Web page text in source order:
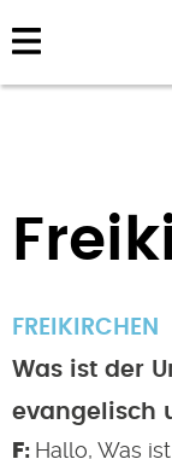
Direkt
zum
FREIKIRCHEN
Was ist der
evangelisch
Hallo, Was